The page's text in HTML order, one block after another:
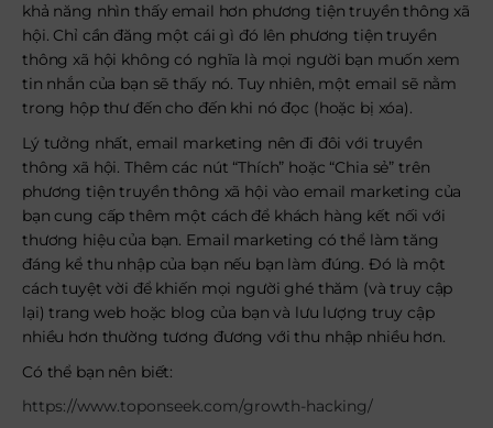
khả năng nhìn thấy email hơn phương tiện truyền thông xã
hội. Chỉ cần đăng một cái gì đó lên phương tiện truyền
thông xã hội không có nghĩa là mọi người bạn muốn xem
tin nhắn của bạn sẽ thấy nó. Tuy nhiên, một email sẽ nằm
trong hộp thư đến cho đến khi nó đọc (hoặc bị xóa).
Lý tưởng nhất, email marketing nên đi đôi với truyền
thông xã hội. Thêm các nút “Thích” hoặc “Chia sẻ” trên
phương tiện truyền thông xã hội vào email marketing của
bạn cung cấp thêm một cách để khách hàng kết nối với
thương hiệu của bạn. Email marketing có thể làm tăng
đáng kể thu nhập của bạn nếu bạn làm đúng. Đó là một
cách tuyệt vời để khiến mọi người ghé thăm (và truy cập
lại) trang web hoặc blog của bạn và lưu lượng truy cập
nhiều hơn thường tương đương với thu nhập nhiều hơn.
Có thể bạn nên biết:
https://www.toponseek.com/growth-hacking/